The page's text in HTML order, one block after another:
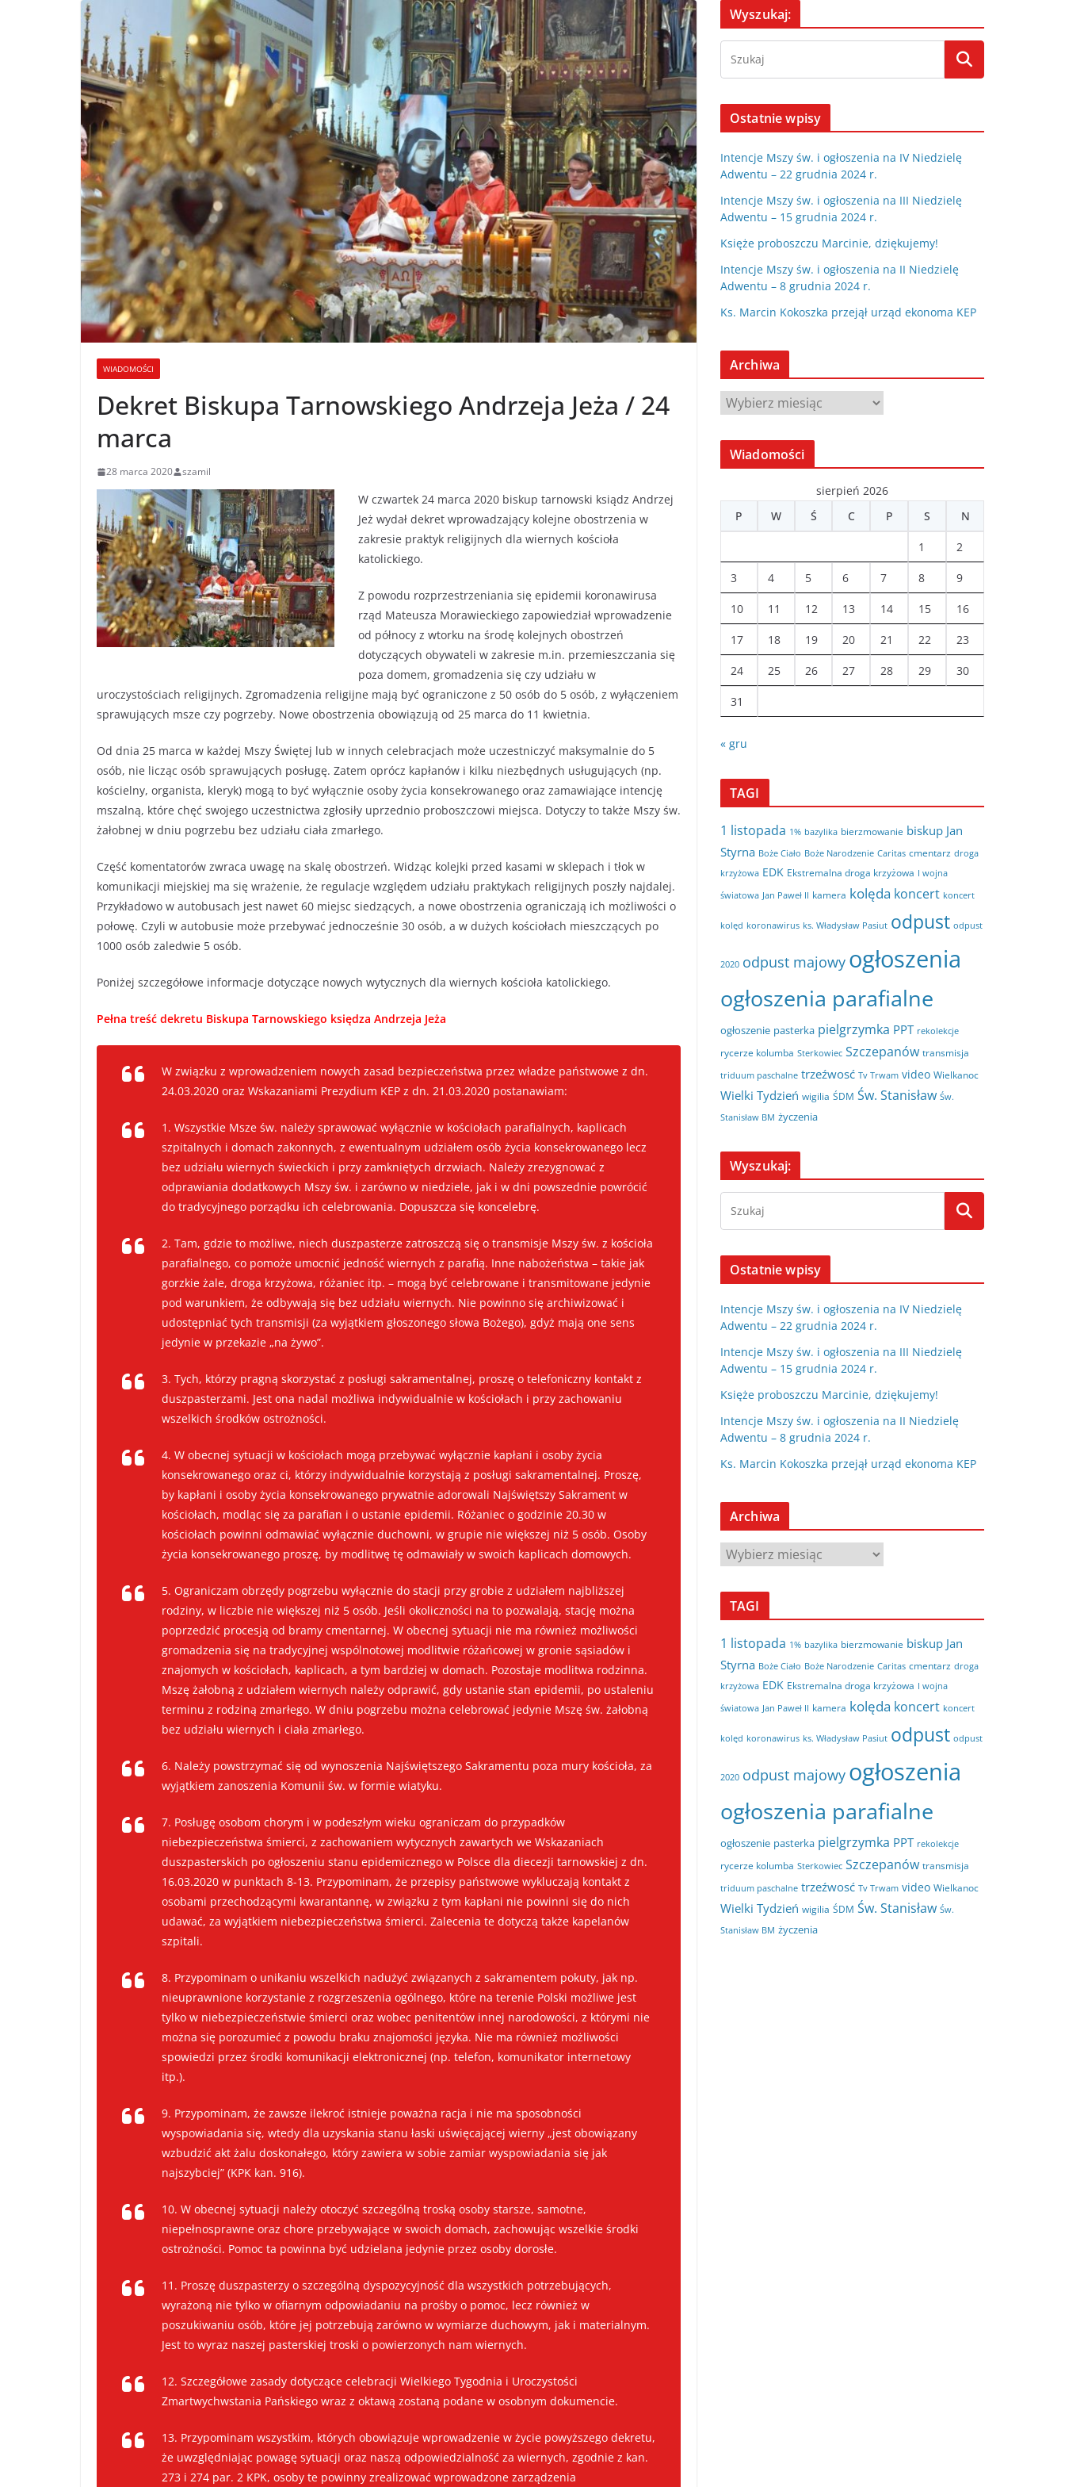
WIADOMOŚCI
Dekret Biskupa Tarnowskiego Andrzeja Jeża / 24
marca
28 marca 2020 szamil
W czwartek 24 marca 2020 biskup tarnowski ksiądz Andrzej
Jeż wydał dekret wprowadzający kolejne obostrzenia w
zakresie praktyk religijnych dla wiernych kościoła
katolickiego.
Z powodu rozprzestrzeniania się epidemii koronawirusa
rząd Mateusza Morawieckiego zapowiedział wprowadzenie
od północy z wtorku na środę kolejnych obostrzeń
dotyczących obywateli w zakresie m.in. przemieszczania się
poza domem, gromadzenia się czy udziału w
uroczystościach religijnych. Zgromadzenia religijne mają być ograniczone z 50 osób do 5 osób, z wyłączeniem
sprawujących msze czy pogrzeby. Nowe obostrzenia obowiązują od 25 marca do 11 kwietnia.
Od dnia 25 marca w każdej Mszy Świętej lub w innych celebracjach może uczestniczyć maksymalnie do 5
osób, nie licząc osób sprawujących posługę. Zatem oprócz kapłanów i kilku niezbędnych usługujących (np.
kościelny, organista, kleryk) mogą to być wyłącznie osoby życia konsekrowanego oraz zamawiające intencję
mszalną, które chęć swojego uczestnictwa zgłosiły uprzednio proboszczowi miejsca. Dotyczy to także Mszy św.
żałobnej w dniu pogrzebu bez udziału ciała zmarłego.
Część komentatorów zwraca uwagę na skalę obostrzeń. Widząc kolejki przed kasami w sklepach i tłok w
komunikacji miejskiej ma się wrażenie, że regulacje względem udziału praktykach religijnych poszły najdalej.
Przykładowo w autobusach jest nawet 60 miejsc siedzących, a nowe obostrzenia ograniczają ich możliwości o
połowę. Czyli w autobusie może przebywać jednocześnie 30 osób, a w dużych kościołach mieszczących po
1000 osób zaledwie 5 osób.
Poniżej szczegółowe informacje dotyczące nowych wytycznych dla wiernych kościoła katolickiego.
Pełna treść dekretu Biskupa Tarnowskiego księdza Andrzeja Jeża
W związku z wprowadzeniem nowych zasad bezpieczeństwa przez władze państwowe z dn.
24.03.2020 oraz Wskazaniami Prezydium KEP z dn. 21.03.2020 postanawiam:
1. Wszystkie Msze św. należy sprawować wyłącznie w kościołach parafialnych, kaplicach
szpitalnych i domach zakonnych, z ewentualnym udziałem osób życia konsekrowanego lecz
bez udziału wiernych świeckich i przy zamkniętych drzwiach. Należy zrezygnować z
odprawiania dodatkowych Mszy św. i zarówno w niedziele, jak i w dni powszednie powrócić
do tradycyjnego porządku ich celebrowania. Dopuszcza się koncelebrę.
2. Tam, gdzie to możliwe, niech duszpasterze zatroszczą się o transmisje Mszy św. z kościoła
parafialnego, co pomoże umocnić jedność wiernych z parafią. Inne nabożeństwa – takie jak
gorzkie żale, droga krzyżowa, różaniec itp. – mogą być celebrowane i transmitowane jedynie
pod warunkiem, że odbywają się bez udziału wiernych. Nie powinno się archiwizować i
udostępniać tych transmisji (za wyjątkiem głoszonego słowa Bożego), gdyż mają one sens
jedynie w przekazie „na żywo”.
3. Tych, którzy pragną skorzystać z posługi sakramentalnej, proszę o telefoniczny kontakt z
duszpasterzami. Jest ona nadal możliwa indywidualnie w kościołach i przy zachowaniu
wszelkich środków ostrożności.
4. W obecnej sytuacji w kościołach mogą przebywać wyłącznie kapłani i osoby życia
konsekrowanego oraz ci, którzy indywidualnie korzystają z posługi sakramentalnej. Proszę,
by kapłani i osoby życia konsekrowanego prywatnie adorowali Najświętszy Sakrament w
kościołach, modląc się za parafian i o ustanie epidemii. Różaniec o godzinie 20.30 w
kościołach powinni odmawiać wyłącznie duchowni, w grupie nie większej niż 5 osób. Osoby
życia konsekrowanego proszę, by modlitwę tę odmawiały w swoich kaplicach domowych.
5. Ograniczam obrzędy pogrzebu wyłącznie do stacji przy grobie z udziałem najbliższej
rodziny, w liczbie nie większej niż 5 osób. Jeśli okoliczności na to pozwalają, stację można
poprzedzić procesją od bramy cmentarnej. W obecnej sytuacji nie ma również możliwości
gromadzenia się na tradycyjnej wspólnotowej modlitwie różańcowej w gronie sąsiadów i
znajomych w kościołach, kaplicach, a tym bardziej w domach. Pozostaje modlitwa rodzinna.
Mszę żałobną z udziałem wiernych należy odprawić, gdy ustanie stan epidemii, po ustaleniu
terminu z rodziną zmarłego. W dniu pogrzebu można celebrować jedynie Mszę św. żałobną
bez udziału wiernych i ciała zmarłego.
6. Należy powstrzymać się od wynoszenia Najświętszego Sakramentu poza mury kościoła, za
wyjątkiem zanoszenia Komunii św. w formie wiatyku.
7. Posługę osobom chorym i w podeszłym wieku ograniczam do przypadków
niebezpieczeństwa śmierci, z zachowaniem wytycznych zawartych we Wskazaniach
duszpasterskich po ogłoszeniu stanu epidemicznego w Polsce dla diecezji tarnowskiej z dn.
16.03.2020 w punktach 8-13. Przypominam, że przepisy państwowe wykluczają kontakt z
osobami przechodzącymi kwarantannę, w związku z tym kapłani nie powinni się do nich
udawać, za wyjątkiem niebezpieczeństwa śmierci. Zalecenia te dotyczą także kapelanów
szpitali.
8. Przypominam o unikaniu wszelkich nadużyć związanych z sakramentem pokuty, jak np.
nieuprawnione korzystanie z rozgrzeszenia ogólnego, które na terenie Polski możliwe jest
tylko w niebezpieczeństwie śmierci oraz wobec penitentów innej narodowości, z którymi nie
można się porozumieć z powodu braku znajomości języka. Nie ma również możliwości
spowiedzi przez środki komunikacji elektronicznej (np. telefon, komunikator internetowy
itp.).
9. Przypominam, że zawsze ilekroć istnieje poważna racja i nie ma sposobności
wyspowiadania się, wtedy dla uzyskania stanu łaski uświęcającej wierny „jest obowiązany
wzbudzić akt żalu doskonałego, który zawiera w sobie zamiar wyspowiadania się jak
najszybciej” (KPK kan. 916).
10. W obecnej sytuacji należy otoczyć szczególną troską osoby starsze, samotne,
niepełnosprawne oraz chore przebywające w swoich domach, zachowując wszelkie środki
ostrożności. Pomoc ta powinna być udzielana jedynie przez osoby dorosłe.
11. Proszę duszpasterzy o szczególną dyspozycyjność dla wszystkich potrzebujących,
wyrażoną nie tylko w ofiarnym odpowiadaniu na prośby o pomoc, lecz również w
poszukiwaniu osób, które jej potrzebują zarówno w wymiarze duchowym, jak i materialnym.
Jest to wyraz naszej pasterskiej troski o powierzonych nam wiernych.
12. Szczegółowe zasady dotyczące celebracji Wielkiego Tygodnia i Uroczystości
Zmartwychwstania Pańskiego wraz z oktawą zostaną podane w osobnym dokumencie.
13. Przypominam wszystkim, których obowiązuje wprowadzenie w życie powyższego dekretu,
że uwzględniając powagę sytuacji oraz naszą odpowiedzialność za wiernych, zgodnie z kan.
273 i 274 par. 2 KPK, osoby te powinny zrealizować wprowadzone zarządzenia
Wyszukaj:
Ostatnie wpisy
Intencje Mszy św. i ogłoszenia na IV Niedzielę
Adwentu – 22 grudnia 2024 r.
Intencje Mszy św. i ogłoszenia na III Niedzielę
Adwentu – 15 grudnia 2024 r.
Księże proboszczu Marcinie, dziękujemy!
Intencje Mszy św. i ogłoszenia na II Niedzielę
Adwentu – 8 grudnia 2024 r.
Ks. Marcin Kokoszka przejął urząd ekonoma KEP
Archiwa
A
r
c
w
Wiadomości
sierpień 2026
P
W Ś C P S N
1 2
3 4 5 6 7 8 9
10 11 12 13 14 15 16
17 18 19 20 21 22 23
24 25 26 27 28 29 30
31
« gru
TAGI
1 listopada 1% bazylika bierzmowanie biskup Jan
Styrna Boże Ciało Boże Narodzenie Caritas cmentarz droga
krzyżowa EDK Ekstremalna droga krzyżowa I wojna
światowa Jan Paweł II kamera kolęda koncert koncert
kolęd koronawirus ks. Władysław Pasiut odpust odpust
2020 odpust majowy ogłoszenia
ogłoszenia parafialne
ogłoszenie pasterka pielgrzymka PPT rekolekcje
rycerze kolumba Sterkowiec Szczepanów transmisja
triduum paschalne trzeźwosć Tv Trwam video Wielkanoc
Wielki Tydzień wigilia ŚDM Św. Stanisław Św.
Stanisław BM życzenia
Wyszukaj:
Ostatnie wpisy
Intencje Mszy św. i ogłoszenia na IV Niedzielę
Adwentu – 22 grudnia 2024 r.
Intencje Mszy św. i ogłoszenia na III Niedzielę
Adwentu – 15 grudnia 2024 r.
Księże proboszczu Marcinie, dziękujemy!
Intencje Mszy św. i ogłoszenia na II Niedzielę
Adwentu – 8 grudnia 2024 r.
Ks. Marcin Kokoszka przejął urząd ekonoma KEP
Archiwa
A
r
c
w
a
TAGI
1 listopada 1% bazylika bierzmowanie biskup Jan
Styrna Boże Ciało Boże Narodzenie Caritas cmentarz droga
krzyżowa EDK Ekstremalna droga krzyżowa I wojna
światowa Jan Paweł II kamera kolęda koncert koncert
kolęd koronawirus ks. Władysław Pasiut odpust odpust
2020 odpust majowy ogłoszenia
ogłoszenia parafialne
ogłoszenie pasterka pielgrzymka PPT rekolekcje
rycerze kolumba Sterkowiec Szczepanów transmisja
triduum paschalne trzeźwosć Tv Trwam video Wielkanoc
Wielki Tydzień wigilia ŚDM Św. Stanisław Św.
Stanisław BM życzenia